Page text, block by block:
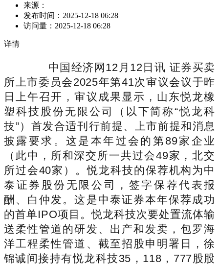
来源：
发布时间： 2025-12-18 06:28
访问量： 2025-12-18 06:28
详情
中国经济网12月12日讯 证券买卖
所上市委员会2025年第41次审议会议于昨
日上午召开，审议成果显示，山东悦龙橡
塑科技股份无限公司（以下简称“悦龙科
技”）首发合适刊行前提、上市前提和消息
披露要求。这是本年过会的第89家企业
（此中，所和深交所一共过会49家，北交
所过会40家）。悦龙科技的保荐机构为中
泰证券股份无限公司，签字保荐代表报
酬、白仲发。这是中泰证券本年保荐成功
的首单IPO项目。悦龙科技次要处置流体输
送柔性管道的研发、出产和发卖，包罗海
洋工程柔性管道、截至招股申明署日，徐
锦诚间接持有悦龙科技35，118，777股股